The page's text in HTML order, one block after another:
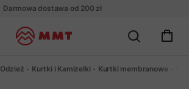
Darmowa dostawa od 200 zł
Odzież Kurtki i Kamizelki Kurtki membranowe